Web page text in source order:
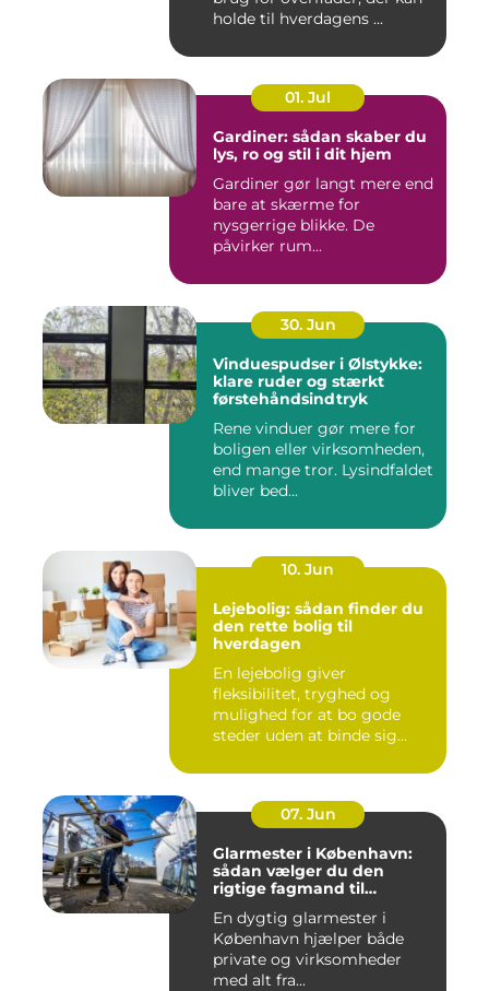
holde til hverdagens ...
01. Jul
Gardiner: sådan skaber du
lys, ro og stil i dit hjem
Gardiner gør langt mere end
bare at skærme for
nysgerrige blikke. De
påvirker rum...
30. Jun
Vinduespudser i Ølstykke:
klare ruder og stærkt
førstehåndsindtryk
Rene vinduer gør mere for
boligen eller virksomheden,
end mange tror. Lysindfaldet
bliver bed...
10. Jun
Lejebolig: sådan finder du
den rette bolig til
hverdagen
En lejebolig giver
fleksibilitet, tryghed og
mulighed for at bo gode
steder uden at binde sig
07. Jun
Glarmester i København:
sådan vælger du den
rigtige fagmand til
En dygtig glarmester i
København hjælper både
private og virksomheder
med alt fra...